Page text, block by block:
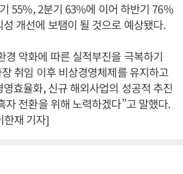
55%, 2분기 63%에 이어 하반기 76%
개선에 보탬이 될 것으로 예상됐다.
경 악화에 따른 실적부진을 극복하기
취임 이후 비상경영체제를 유지하고
효율화, 신규 해외사업의 성공적 추진
자 전환을 위해 노력하겠다”고 말했다.
한재 기자]